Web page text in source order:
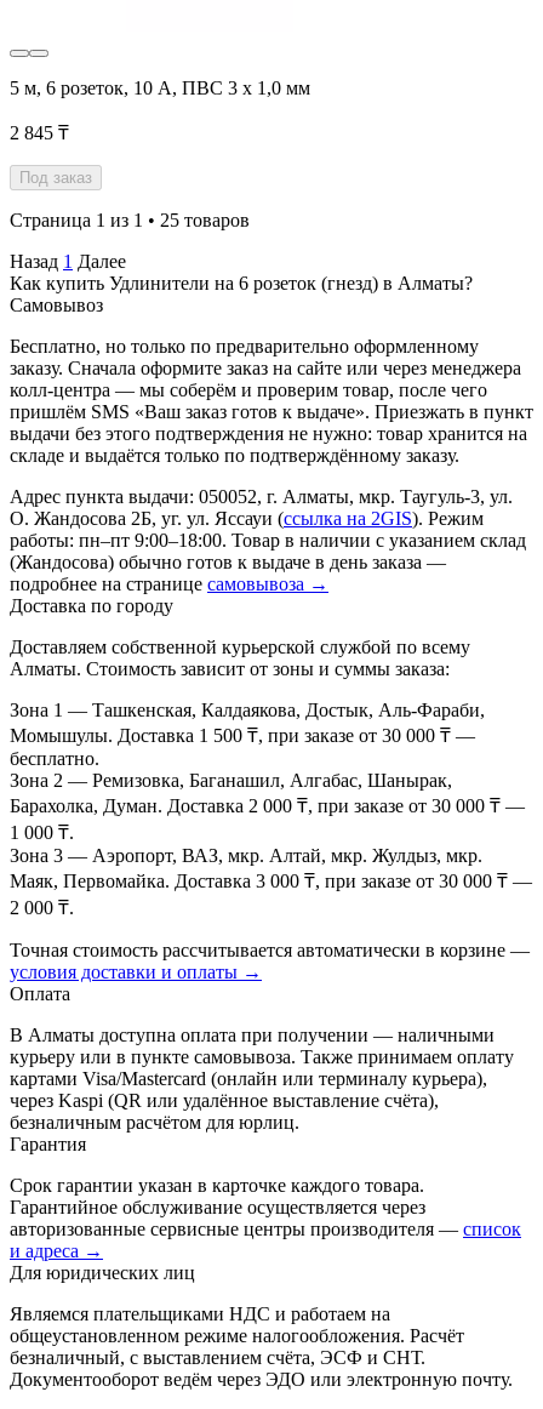
5 м, 6 розеток, 10 А, ПВС 3 х 1,0 мм
2 845 ₸
Под заказ
Страница 1 из 1 • 25 товаров
Назад 1 Далее
Как купить Удлинители на 6 розеток (гнезд) в Алматы?
Самовывоз
Бесплатно, но только по предварительно оформленному
заказу. Сначала оформите заказ на сайте или через менеджера
колл-центра — мы соберём и проверим товар, после чего
пришлём SMS «Ваш заказ готов к выдаче». Приезжать в пункт
выдачи без этого подтверждения не нужно: товар хранится на
складе и выдаётся только по подтверждённому заказу.
Адрес пункта выдачи: 050052, г. Алматы, мкр. Таугуль-3, ул.
О. Жандосова 2Б, уг. ул. Яссауи (ссылка на 2GIS). Режим
работы: пн–пт 9:00–18:00. Товар в наличии с указанием склад
(Жандосова) обычно готов к выдаче в день заказа —
подробнее на странице самовывоза →
Доставка по городу
Доставляем собственной курьерской службой по всему
Алматы. Стоимость зависит от зоны и суммы заказа:
Зона 1 — Ташкенская, Калдаякова, Достык, Аль-Фараби,
Момышулы. Доставка 1 500 ₸, при заказе от 30 000 ₸ —
бесплатно.
Зона 2 — Ремизовка, Баганашил, Алгабас, Шанырак,
Барахолка, Думан. Доставка 2 000 ₸, при заказе от 30 000 ₸ —
1 000 ₸.
Зона 3 — Аэропорт, ВАЗ, мкр. Алтай, мкр. Жулдыз, мкр.
Маяк, Первомайка. Доставка 3 000 ₸, при заказе от 30 000 ₸ —
2 000 ₸.
Точная стоимость рассчитывается автоматически в корзине —
условия доставки и оплаты →
Оплата
В Алматы доступна оплата при получении — наличными
курьеру или в пункте самовывоза. Также принимаем оплату
картами Visa/Mastercard (онлайн или терминалу курьера),
через Kaspi (QR или удалённое выставление счёта),
безналичным расчётом для юрлиц.
Гарантия
Срок гарантии указан в карточке каждого товара.
Гарантийное обслуживание осуществляется через
авторизованные сервисные центры производителя — список
и адреса →
Для юридических лиц
Являемся плательщиками НДС и работаем на
общеустановленном режиме налогообложения. Расчёт
безналичный, с выставлением счёта, ЭСФ и СНТ.
Документооборот ведём через ЭДО или электронную почту.